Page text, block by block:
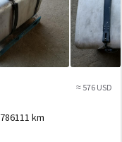
≈ 576 USD
786111 km